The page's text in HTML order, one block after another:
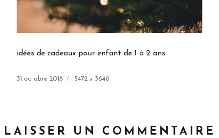
idées de cadeaux pour enfant de 1 à 2 ans
Publié
31 octobre 2018
Taille
5472 × 3648
LAISSER UN COMMENTAIRE